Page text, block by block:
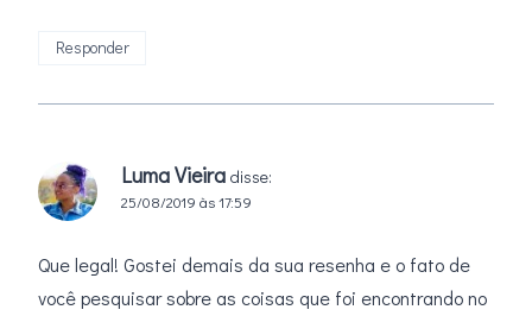
Responder
Luma Vieira disse:
25/08/2019 às 17:59
Que legal! Gostei demais da sua resenha e o fato de
você pesquisar sobre as coisas que foi encontrando no